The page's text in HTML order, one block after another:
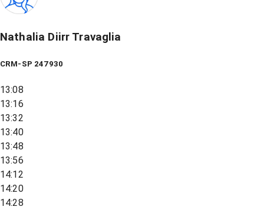
Nathalia Diirr Travaglia
CRM-SP 247930
13:08
13:16
13:32
13:40
13:48
13:56
14:12
14:20
14:28